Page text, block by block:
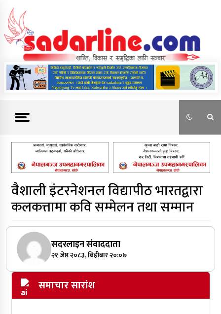
content
News For Nepal
वैशाली इंटरनेशनल विद्यापीठ भारतद्वारा
कलकत्तामा कवि सम्मेलन तथा सम्मान
सदरलाइन संवाददाता
२१ जेष्ठ २०८३, बिहीबार २०:०७
समाचार सारांश